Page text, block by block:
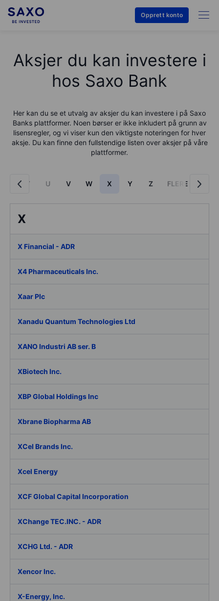
Opprett konto
Aksjer du kan investere i
hos Saxo Bank
Her kan du se et utvalg av aksjer du kan investere i på Saxo
Banks plattformer. Noen børser er ikke inkludert på grunn av
lisensregler, og vi viser kun den viktigste noteringen for hver
aksje. Du kan finne den fullstendige listen over aksjer på våre
plattformer.
T U V W X Y Z FLERE
X
X Financial - ADR
X4 Pharmaceuticals Inc.
Xaar Plc
Xanadu Quantum Technologies Ltd
XANO Industri AB ser. B
XBiotech Inc.
XBP Global Holdings Inc
Xbrane Biopharma AB
XCel Brands Inc.
Xcel Energy
XCF Global Capital Incorporation
XChange TEC.INC. - ADR
XCHG Ltd. - ADR
Xencor Inc.
X-Energy, Inc.